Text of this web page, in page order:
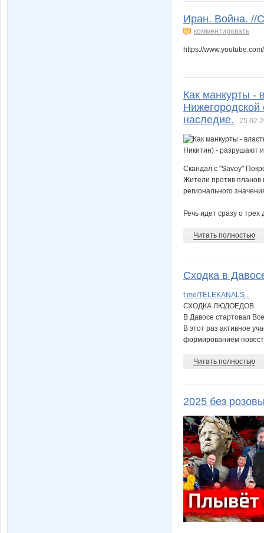
Иран. Война. //
комментировать
https://
Как манкурты -
Нижегородской
наследие.
Скандал с "Savoy"
Жители против планов
регионального
Речь идет сразу о
Читать полностью
Сходка в
t.me/TELEKANALS...
СХОДКА ЛЮДОЕДОВ
В Давосе стартовал
В этот раз активное
формированием
Читать полностью
2025 без